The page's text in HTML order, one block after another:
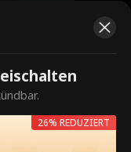
um
26% REDUZIERT